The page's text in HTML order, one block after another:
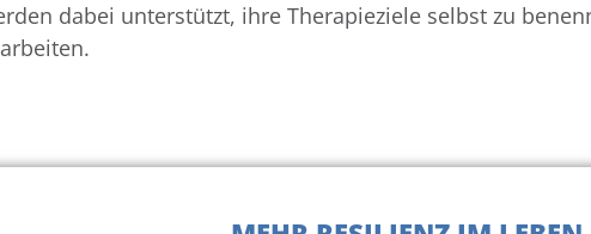
dabei unterstützt, ihre Therapieziele selbst zu